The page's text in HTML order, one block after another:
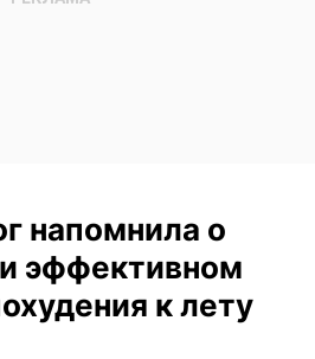
напомнила о
эффективном
к лету